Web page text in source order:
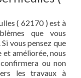
( 62170 ) est à
que vous
vous pensez que
améliorée, nous
ou non
les travaux à